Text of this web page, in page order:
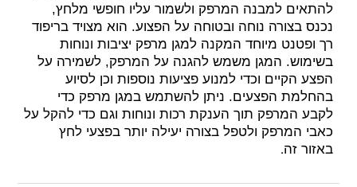
להתאים למבנה המרפק ולשמור עליו חופשי מלחץ,
נכנס בצורה נוחה ובטוחה על הפצוע. הוא מצויד בריפוד
רך ופטנט מיוחד המקנה למגן מרפק יציבות ונוחות
בשימוש. המגן משמש להגנה על המרפק, לשמירה על
הפצע הקיים וכדי למנוע פציעות נוספות וכן לסיוע
בהחלמת הפצעים. ניתן להשתמש במגן מרפק כדי
לקבע המרפק תוך הענקת רכות ונוחות וגם כדי להקל על
כאבי המרפק ולטפל בצורה יעילה יותר בפצעי לחץ
באזור זה.